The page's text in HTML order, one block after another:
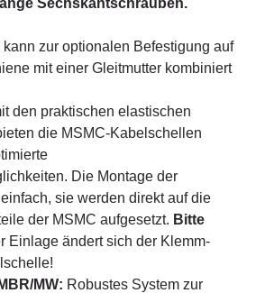
Sechskantschrauben.
zur optionalen Befestigung auf
mit einer Gleitmutter kombiniert
den praktischen elastischen
die MSMC-Kabelschellen
Die Montage der
sie werden direkt auf die
der MSMC aufgesetzt. Bitte
Einlage ändert sich der Klemm­
MW: Robustes System zur